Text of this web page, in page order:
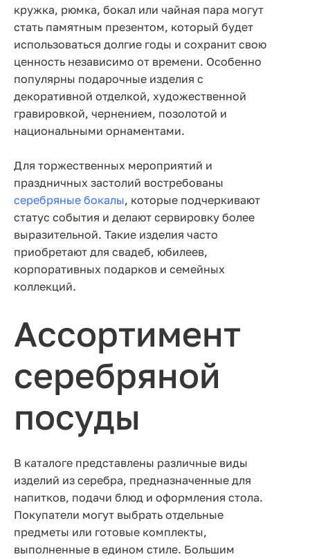
кружка, рюмка, бокал или чайная пара могут
стать памятным презентом, который будет
использоваться долгие годы и сохранит свою
ценность независимо от времени. Особенно
популярны подарочные изделия с
декоративной отделкой, художественной
гравировкой, чернением, позолотой и
национальными орнаментами.
Для торжественных мероприятий и
праздничных застолий востребованы
серебряные бокалы, которые подчеркивают
статус события и делают сервировку более
выразительной. Такие изделия часто
приобретают для свадеб, юбилеев,
корпоративных подарков и семейных
коллекций.
Ассортимент
серебряной
посуды
В каталоге представлены различные виды
изделий из серебра, предназначенные для
напитков, подачи блюд и оформления стола.
Покупатели могут выбрать отдельные
предметы или готовые комплекты,
выполненные в едином стиле. Большим